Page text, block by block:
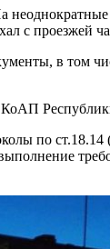
с проезжей
в
по ст.18.14